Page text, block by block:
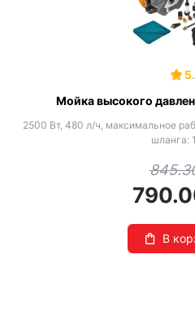
Мойка высокого
2500 Вт, 480 л/ч, максимальное
шланга:
В